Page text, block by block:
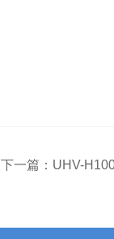
下一篇： UHV-